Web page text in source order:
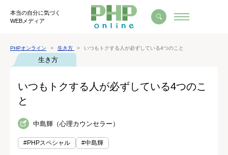
本当の自分に気づく
WEBメディア
PHPオンライン 生き方 いつもトクする人が必ずしている4つのこと
生き方
いつもトクする人が必ずしている4つのこ
と
中島輝（心理カウンセラー）
#PHPスペシャル #中島輝